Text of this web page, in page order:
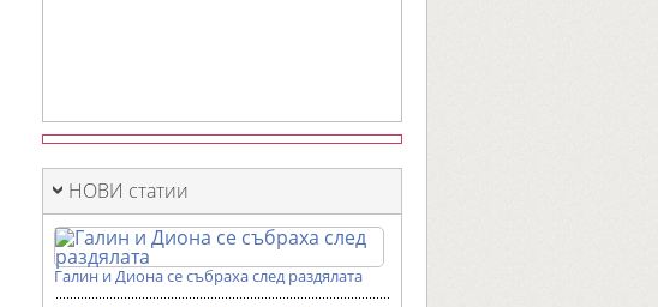
НОВИ статии
Галин и Диона се събраха след раздялата